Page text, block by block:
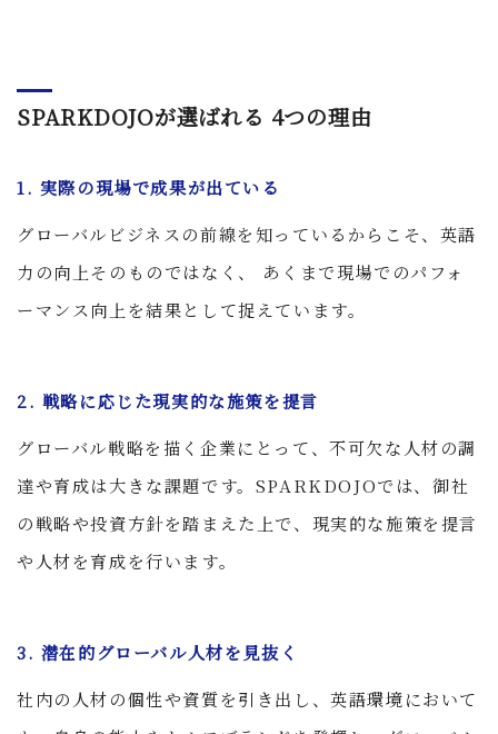
SPARKDOJOが選ばれる 4つの理由
1. 実際の現場で成果が出ている
グローバルビジネスの前線を知っているからこそ、英語
力の向上そのものではなく、 あくまで現場でのパフォ
ーマンス向上を結果として捉えています。
2. 戦略に応じた現実的な施策を提言
グローバル戦略を描く企業にとって、不可欠な人材の調
達や育成は大きな課題です。SPARKDOJOでは、御社
の戦略や投資方針を踏まえた上で、現実的な施策を提言
や人材を育成を行います。
3. 潜在的グローバル人材を見抜く
社内の人材の個性や資質を引き出し、英語環境において